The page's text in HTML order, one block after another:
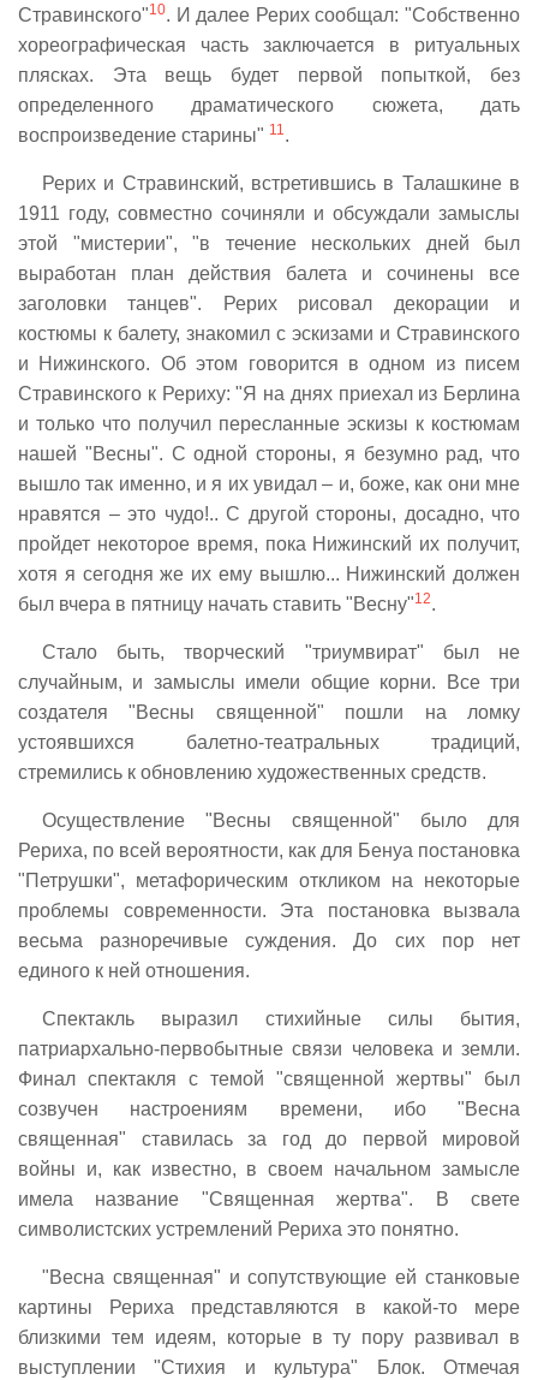
Стравинского"10. И далее Рерих сообщал: "Собственно
хореографическая часть заключается в ритуальных
плясках. Эта вещь будет первой попыткой, без
определенного драматического сюжета, дать
воспроизведение старины" 11.
Рерих и Стравинский, встретившись в Талашкине в
1911 году, совместно сочиняли и обсуждали замыслы
этой "мистерии", "в течение нескольких дней был
выработан план действия балета и сочинены все
заголовки танцев". Рерих рисовал декорации и
костюмы к балету, знакомил с эскизами и Стравинского
и Нижинского. Об этом говорится в одном из писем
Стравинского к Рериху: "Я на днях приехал из Берлина
и только что получил пересланные эскизы к костюмам
нашей "Весны". С одной стороны, я безумно рад, что
вышло так именно, и я их увидал – и, боже, как они мне
нравятся – это чудо!.. С другой стороны, досадно, что
пройдет некоторое время, пока Нижинский их получит,
хотя я сегодня же их ему вышлю... Нижинский должен
был вчера в пятницу начать ставить "Весну"12.
Стало быть, творческий "триумвират" был не
случайным, и замыслы имели общие корни. Все три
создателя "Весны священной" пошли на ломку
устоявшихся балетно-театральных традиций,
стремились к обновлению художественных средств.
Осуществление "Весны священной" было для
Рериха, по всей вероятности, как для Бенуа постановка
"Петрушки", метафорическим откликом на некоторые
проблемы современности. Эта постановка вызвала
весьма разноречивые суждения. До сих пор нет
единого к ней отношения.
Спектакль выразил стихийные силы бытия,
патриархально-первобытные связи человека и земли.
Финал спектакля с темой "священной жертвы" был
созвучен настроениям времени, ибо "Весна
священная" ставилась за год до первой мировой
войны и, как известно, в своем начальном замысле
имела название "Священная жертва". В свете
символистских устремлений Рериха это понятно.
"Весна священная" и сопутствующие ей станковые
картины Рериха представляются в какой-то мере
близкими тем идеям, которые в ту пору развивал в
выступлении "Стихия и культура" Блок. Отмечая